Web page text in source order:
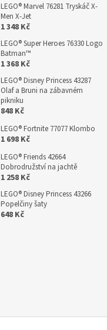
LEGO® Marvel 76281 Tryskáč X-
Men X-Jet
1 348 Kč
LEGO® Super Heroes 76330 Logo
Batman™
1 368 Kč
LEGO® Disney Princess 43287
Olaf a Bruni na zábavném
pikniku
848 Kč
LEGO® Fortnite 77077 Klombo
1 698 Kč
LEGO® Friends 42664
Dobrodružství na jachtě
1 258 Kč
LEGO® Disney Princess 43266
Popelčiny šaty
648 Kč